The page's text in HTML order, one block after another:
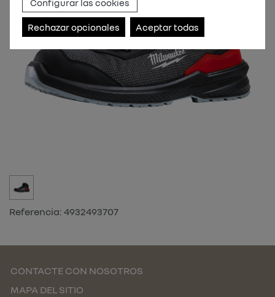
Referencia: 4932493707
CONTACTE CON NOSOTROS
MAPA DEL SITIO
Configurar las cookies
Rechazar opcionales Aceptar todas